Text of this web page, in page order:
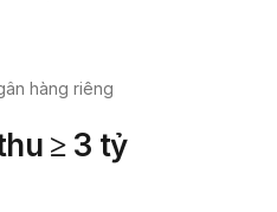
hàng riêng
≥ 3 tỷ